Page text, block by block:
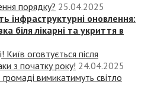
порядку? 25.04.2025
інфраструктурні оновлення:
біля лікарні та укриття в
Київ оговтується після
з початку року! 24.04.2025
вимикатимуть світло